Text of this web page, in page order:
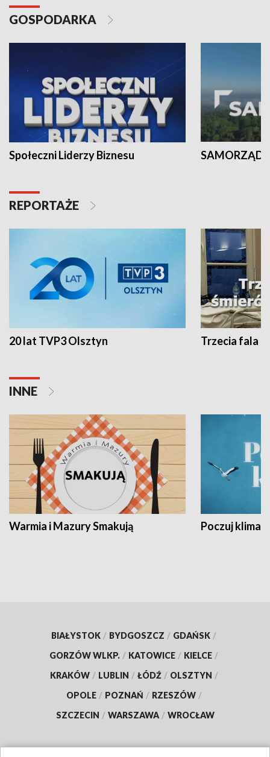
GOSPODARKA
Społeczni Liderzy Biznesu SAMORZĄD
REPORTAŻE
20 lat TVP3 Olsztyn Trzecia fala -
INNE
Warmia i Mazury Smakują Poczuj klimat
BIAŁYSTOK / BYDGOSZCZ / GDAŃSK /
GORZÓW WLKP. / KATOWICE / KIELCE /
KRAKÓW / LUBLIN / ŁÓDŹ / OLSZTYN /
OPOLE / POZNAŃ / RZESZÓW /
SZCZECIN / WARSZAWA / WROCŁAW